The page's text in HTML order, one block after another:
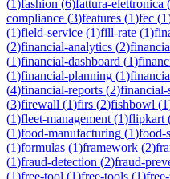
(1)fashion (6)fattura-elettronica (
compliance (3)features (1)fec (1
(1)field-service (1)fill-rate (1)
(2)financial-analytics (2)
(1)financial-dashboard (1)
(1)financial-planning (1)
(4)financial-reports (2)financial-
(3)firewall (1)firs (2)fishbowl (1
(1)fleet-management (1)flipkart
(1)food-manufacturing (1)food-
(1)formulas (1)framework (2)
(1)fraud-detection (2)fraud-
(1)free-tool (1)free-tools (1)